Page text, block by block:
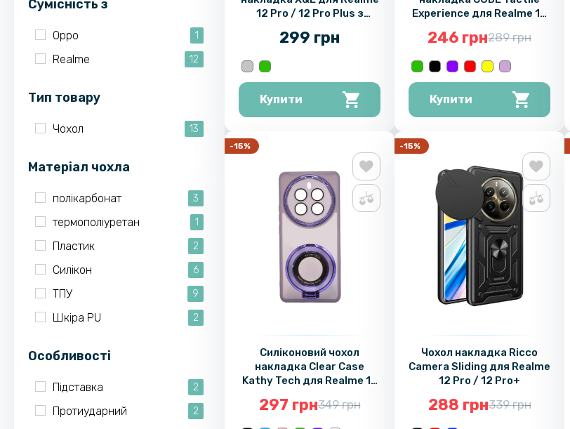
Cумісність з
Oppo 1
Realme 12
Тип товару
Чохол 13
Матеріал чохла
полікарбонат 3
термополіуретан 1
Пластик 2
Силікон 6
ТПУ 9
Шкіра PU 2
Особливості
Підставка 2
Протиударний 2
12 Pro / 12 Pro Plus з
299 грн
Купити
Experience для Realme 12
246 грн289 грн
Купити
-15%
Силіконовий чохол
накладка Clear Case
Kathy Tech для Realme 12
металевим кільцем
297 грн349 грн
-15%
Чохол накладка Ricco
Camera Sliding для Realme
12 Pro / 12 Pro+
288 грн339 грн